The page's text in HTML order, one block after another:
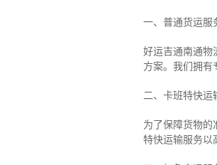
一、普通货运服
好运吉通南通物
方案。我们拥有
二、卡班特快运
为了保障货物的
特快运输服务以